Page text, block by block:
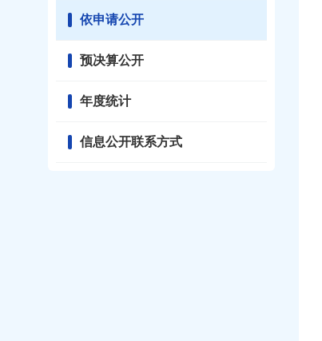
依申请公开
预决算公开
年度统计
信息公开联系方式